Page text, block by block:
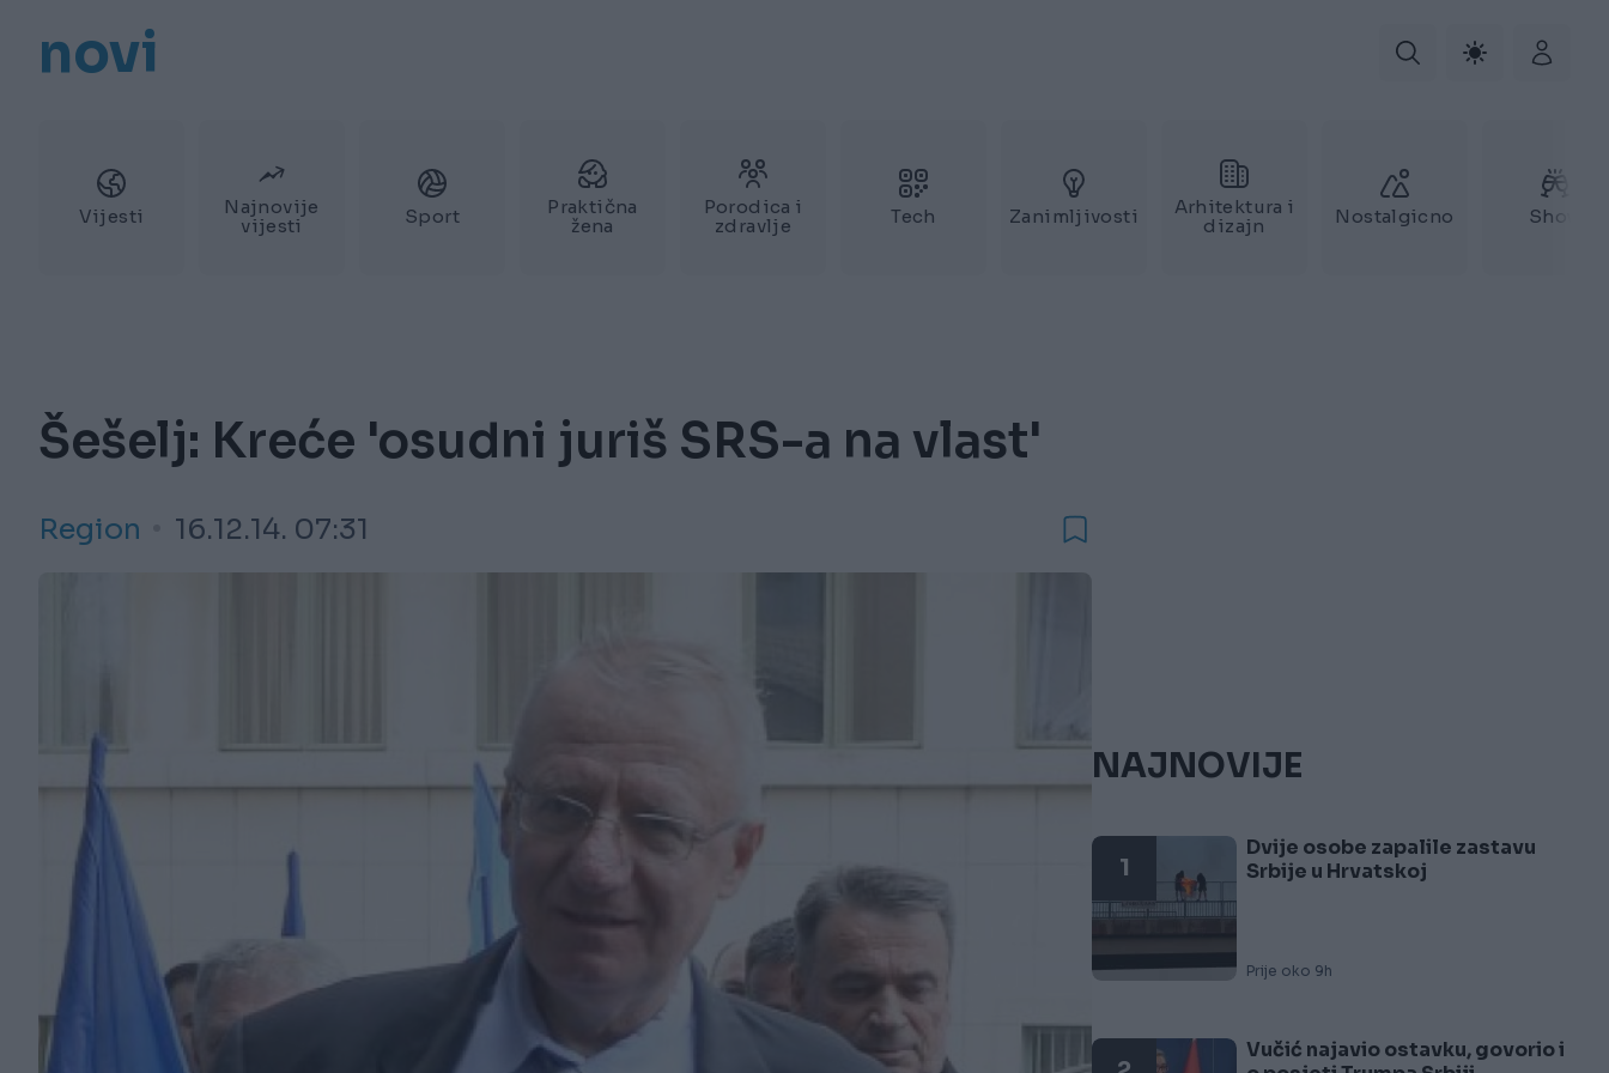
novi
Vijesti
Najnovije
vijesti
Sport
Praktična
žena
Porodica i
zdravlje
Tech Zanimljivosti
Arhitektura i
dizajn
Nostalgicno Show
Šešelj: Kreće 'osudni juriš SRS-a na vlast'
Region 16.12.14. 07:31
NAJNOVIJE
1
Dvije osobe zapalile zastavu
Srbije u Hrvatskoj
Prije oko 9h
Vučić najavio ostavku, govorio i